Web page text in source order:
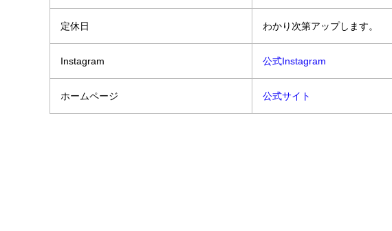
定休日 わかり次第アップします。
Instagram 公式Instagram
ホームページ 公式サイト